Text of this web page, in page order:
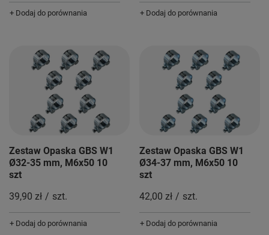
+ Dodaj do porównania + Dodaj do porównania
Zestaw Opaska GBS W1
Ø32-35 mm, M6x50 10
szt
39,90 zł / szt.
+ Dodaj do porównania
Zestaw Opaska GBS W1
Ø34-37 mm, M6x50 10
szt
42,00 zł / szt.
+ Dodaj do porównania